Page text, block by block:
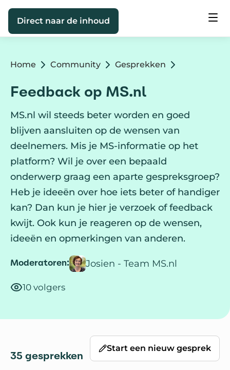
Direct naar de inhoud
Home Community Gesprekken
Feedback op MS.nl
MS.nl wil steeds beter worden en goed
blijven aansluiten op de wensen van
deelnemers. Mis je MS-informatie op het
platform? Wil je over een bepaald
onderwerp graag een aparte gespreksgroep?
Heb je ideeën over hoe iets beter of handiger
kan? Dan kun je hier je verzoek of feedback
kwijt. Ook kun je reageren op de wensen,
ideeën en opmerkingen van anderen.
Moderatoren: Josien - Team MS.nl
10 volgers
35 gesprekken
Start een nieuw gesprek